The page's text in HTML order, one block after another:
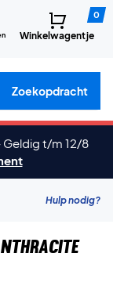
0
Winkelwagentje
Zoekopdracht
Geldig t/m 12/8
Hulp nodig?